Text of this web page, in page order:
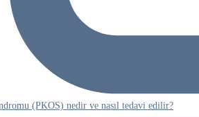
(PKOS) nedir ve nasıl tedavi edilir?